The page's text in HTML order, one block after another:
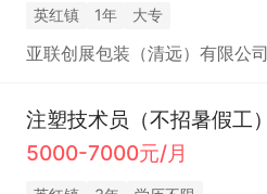
英红镇 1年 大专
亚联创展包装（清远）有限公司
注塑技术员（不招暑假工）
5000-7000元/月